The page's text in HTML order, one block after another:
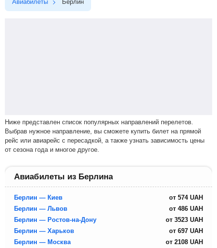
Авиабилеты Берлин
Ниже представлен список популярных направлений перелетов.
Выбрав нужное направление, вы сможете купить билет на прямой
рейс или авиарейс с пересадкой, а также узнать зависимость цены
от сезона года и многое другое.
Авиабилеты из Берлина
Берлин — Киев от 574 UAH
Берлин — Львов
от 486 UAH
Берлин — Ростов-на-Дону
от 3523 UAH
Берлин — Харьков
от 697 UAH
Берлин — Москва
от 2108 UAH